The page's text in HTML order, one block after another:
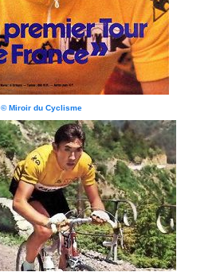
© Miroir du Cyclisme